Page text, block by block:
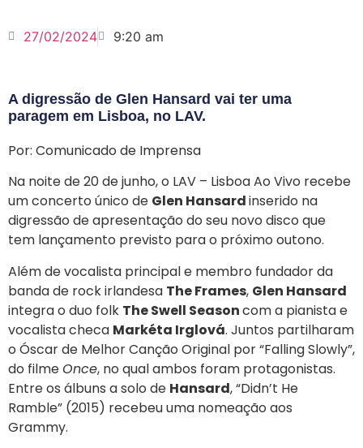
27/02/2024 9:20 am
A digressão de Glen Hansard vai ter uma
paragem em Lisboa, no LAV.
Por: Comunicado de Imprensa
Na noite de 20 de junho, o LAV – Lisboa Ao Vivo recebe
um concerto único de Glen Hansardinserido na
digressão de apresentação do seu novo disco que
tem lançamento previsto para o próximo outono.
Além de vocalista principal e membro fundador da
banda de rock irlandesa The Frames, Glen Hansard
integra o duo folk The Swell Seasoncom a pianista e
vocalista checa Markéta Irglová. Juntos partilharam
o Óscar de Melhor Canção Original por “Falling Slowly”,
do filmeOnce, no qual ambos foram protagonistas.
Entre os álbuns a solo de Hansard, “Didn’t He
Ramble” (2015) recebeu uma nomeação aos
Grammy.